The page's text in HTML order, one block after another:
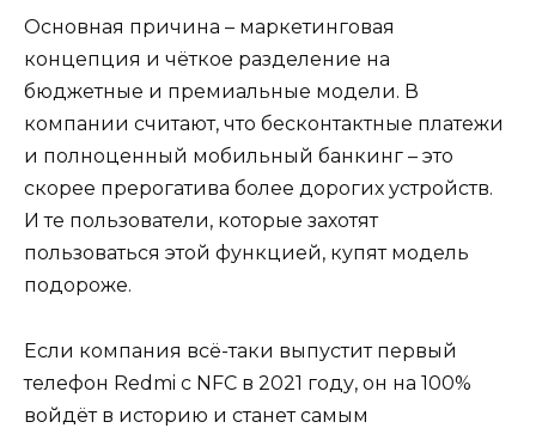
Основная причина – маркетинговая
концепция и чёткое разделение на
бюджетные и премиальные модели. В
компании считают, что бесконтактные платежи
и полноценный мобильный банкинг – это
скорее прерогатива более дорогих устройств.
И те пользователи, которые захотят
пользоваться этой функцией, купят модель
подороже.
Если компания всё-таки выпустит первый
телефон Redmi с NFC в 2021 году, он на 100%
войдёт в историю и станет самым